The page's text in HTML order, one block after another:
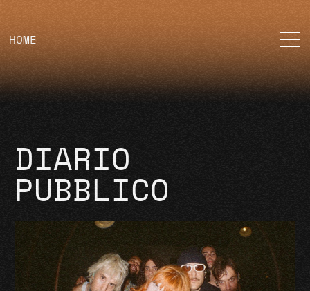
HOME
DIARIO
PUBBLICO